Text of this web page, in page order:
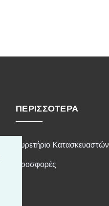
ΠΕΡΙΣΣΌΤΕΡΑ
Ευρετήριο Κατασκευαστών
Προσφορές